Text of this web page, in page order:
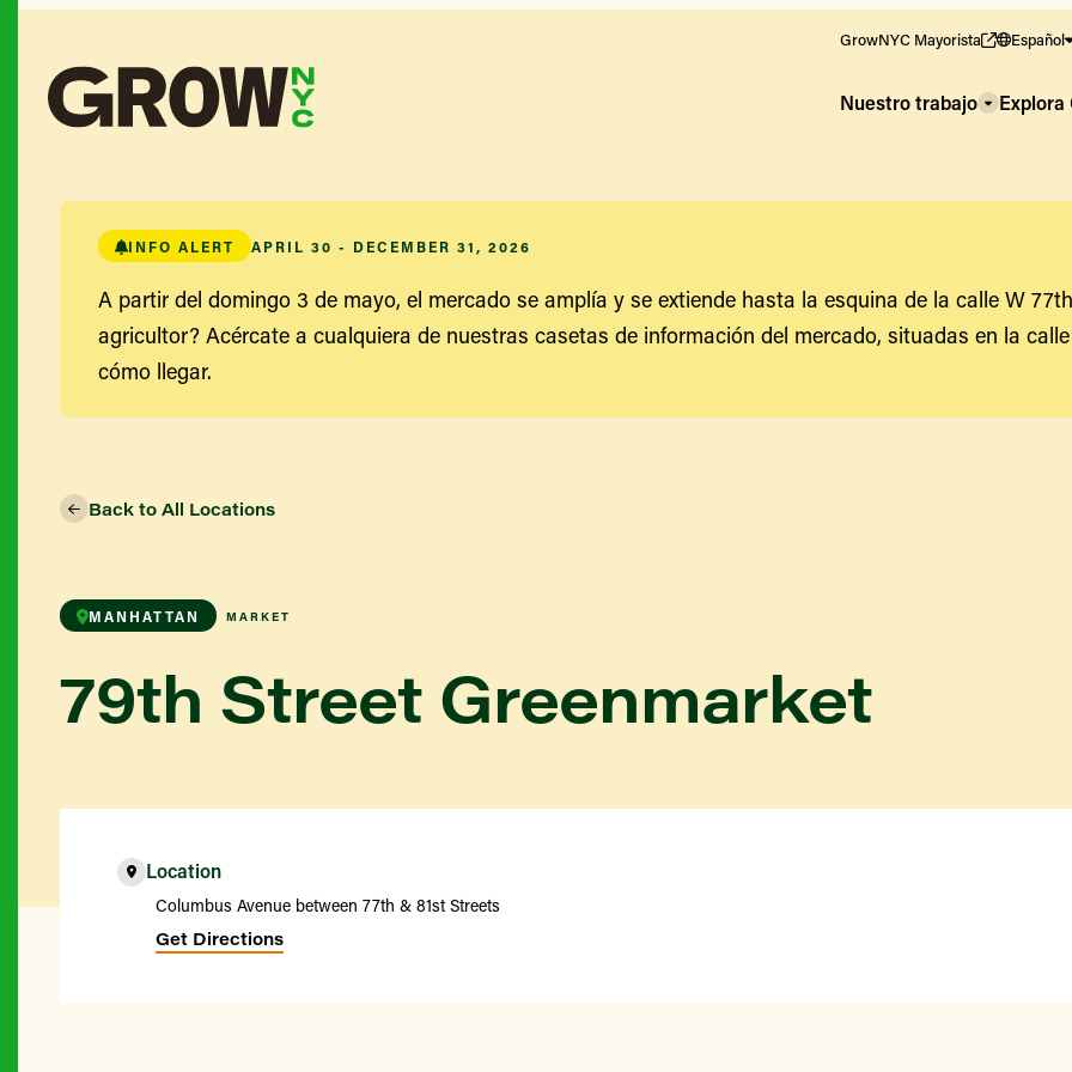
GrowNYC Mayorista Español
Nuestro trabajo Explora
INFO ALERT APRIL 30 - DECEMBER 31, 2026
A partir del domingo 3 de mayo, el mercado se amplía y se extiende hasta la esquina de la calle W
agricultor? Acércate a cualquiera de nuestras casetas de información del mercado, situadas en la
cómo llegar.
Back to All Locations
MANHATTAN MARKET
79th Street Greenmarket
Location
Columbus Avenue between 77th & 81st Streets
Get Directions